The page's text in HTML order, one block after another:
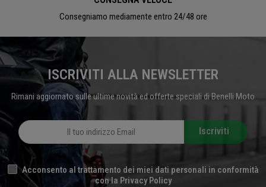
Consegniamo mediamente entro 24/48 ore
ISCRIVITI ALLA NEWSLETTER
Rimani aggiornato sulle ultime novità ed offerte speciali di Benelli Moto
Iscriviti
Acconsento al trattamento dei miei dati personali in conformità
con la Privacy Policy